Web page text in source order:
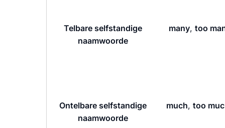
Telbare selfstandige
naamwoorde
many, too
Ontelbare selfstandige
naamwoorde
much, too